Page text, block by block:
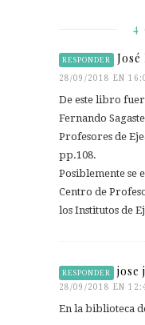
4
RESPONDER
28/09/2018 EN
De este libro
Fernando
Profesores de
pp.108.
Posiblemente se
Centro de
los Institutos de
RESPONDER jose
28/09/2018 EN
En la biblioteca